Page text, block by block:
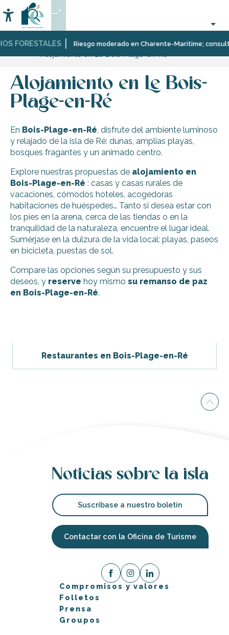
au
contenu
principal
FORESTALES Riesgo moderado en Charente-Maritime;
Accessibilité
Buscar
--°
Página Web Descubrir
Diez
multifacéticos
Le
en-
Ré
Alojamiento en Le Bois-
Plage-en-Ré
En Bois-Plage-en-Ré, disfrute del ambiente luminoso
y relajado de la isla de Ré: dunas, amplias playas,
bosques fragantes y un animado centro.
Explore nuestras propuestas de alojamiento en
Bois-Plage-en-Ré : casas y casas rurales de
vacaciones, cómodos hoteles, acogedoras
habitaciones de huéspedes… Tanto si desea estar con
los pies en la arena, cerca de las tiendas o en la
tranquilidad de la naturaleza, encuentre el lugar ideal.
Sumérjase en la dulzura de la vida local: playas, paseos
en bicicleta, puestas de sol.
Compare las opciones según su presupuesto y sus
deseos, y reserve hoy mismo su remanso de paz
en Bois-Plage-en-Ré.
Hotel La Villa
Camping APV Antioche
Restaurantes en Bois-Plage-en-Ré
Noticias sobre la isla
Suscríbase a nuestro boletín
Contactar con la Oficina de Turisme
Compromisos y valores
Folletos
Prensa
Groupos